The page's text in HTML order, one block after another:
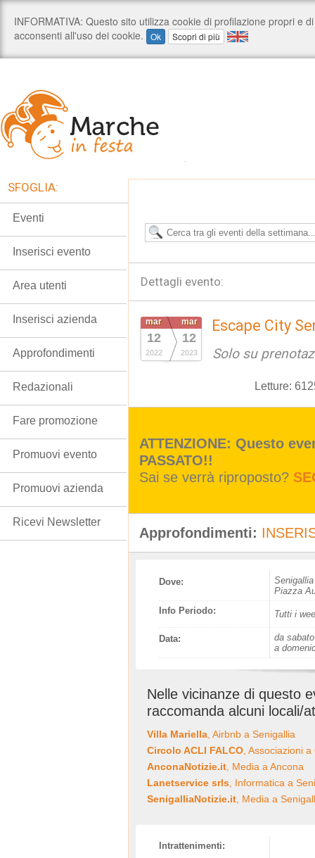
Dettagli evento:
mar
12
2022
mar
12
2023
Escape City
Solo su
Letture:
ATTENZIONE: Questo
PASSATO!!
Sai se verrà riproposto?
Approfondimenti:
Dove:
Senigallia
Piazza
Info Periodo:
Tutti i
Data:
da
a
Nelle vicinanze di questo
raccomanda alcuni locali/
Villa Mariella , Airbnb a Senigallia
Circolo ACLI FALCO , Associazioni
AnconaNotizie.it , Media a Ancona
Lanetservice srls , Informatica a
SenigalliaNotizie.it , Media a
Intrattenimenti:
SFOGLIA:
Eventi
Inserisci evento
Area utenti
Inserisci azienda
Approfondimenti
Redazionali
Fare promozione
Promuovi evento
Promuovi azienda
Ricevi Newsletter